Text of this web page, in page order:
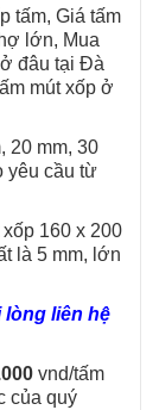
tấm, Giá tấm
lớn, Mua
đâu tại Đà
mút xốp ở
20 mm, 30
yêu cầu từ
xốp 160 x 200
là 5 mm, lớn
lòng liên hệ
vnd/tấm
của quý